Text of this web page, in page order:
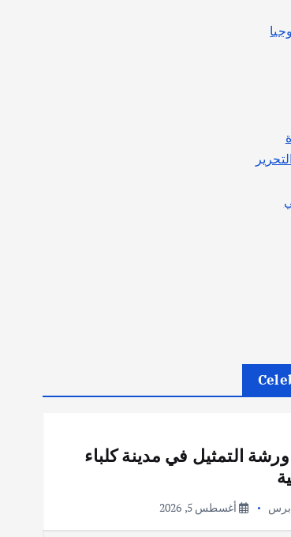
التمثيل في مدينة كلباء
أغسطس 5, 2026